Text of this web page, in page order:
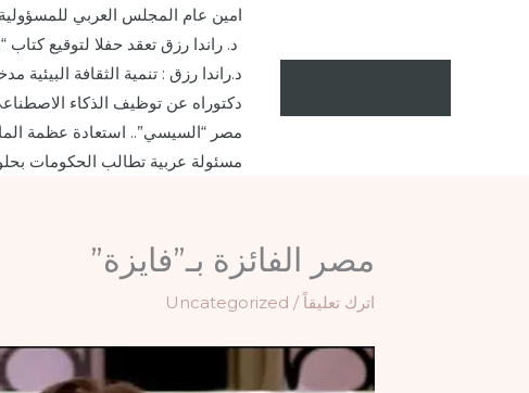
امين عام المجلس العربي
د. راندا رزق تعقد حفلا لتوقيع
د.راندا رزق : تنمية الثقافة
دكتوراه عن توظيف الذكاء
مصر “السيسي”.. استعادة عظمة
مسئولة عربية تطالب الحكومات
مصر الفائزة بـ”فايزة”
اترك تعليقاً /
Uncategorized